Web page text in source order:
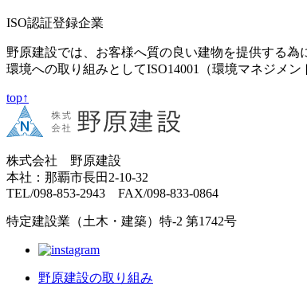
ISO認証登録企業
野原建設では、お客様へ質の良い建物を提供する為
環境への取り組みとしてISO14001（環境マネジメン
top↑
株式会社 野原建設
本社：那覇市長田2-10-32
TEL/098-853-2943 FAX/098-833-0864
特定建設業（土木・建築）特-2 第1742号
野原建設の取り組み